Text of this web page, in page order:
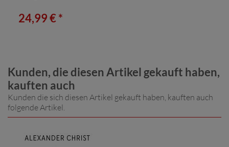
24,99 € *
Kunden, die diesen Artikel gekauft haben,
kauften auch
Kunden die sich diesen Artikel gekauft haben, kauften auch
folgende Artikel.